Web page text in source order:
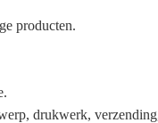
producten.
drukwerk,